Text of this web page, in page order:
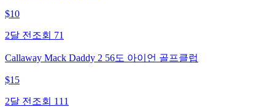
$10
2달 전 조회 71
Callaway Mack Daddy 2 56도 아이언 골프클럽
$15
2달 전 조회 111